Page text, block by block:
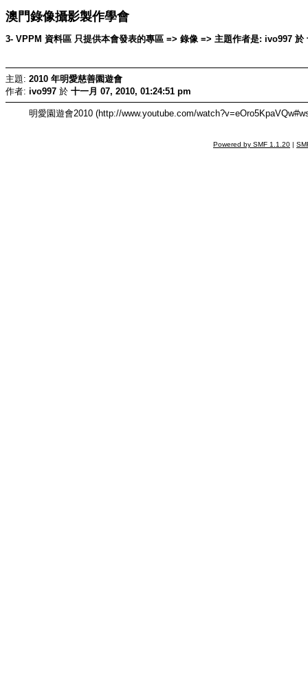
澳門錄像攝影製作學會
3- VPPM 資料區 只提供本會發表的專區 => 錄像 => 主題作者是: ivo997
主題: 2010 年明愛慈善園遊會
作者: ivo997 於 十一月 07, 2010, 01:24:51 pm
明愛園遊會2010 (http://www.youtube.com/
Powered by SMF 1.1.20 |